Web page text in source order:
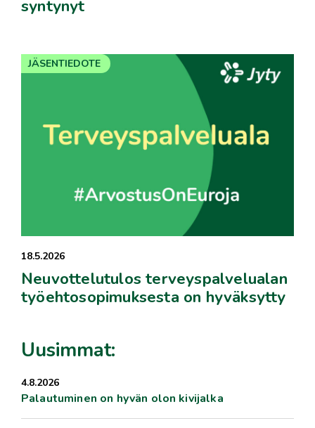
syntynyt
18.5.2026
Neuvottelutulos terveyspalvelualan
työehtosopimuksesta on hyväksytty
JÄSENTIEDOTE
Uusimmat:
4.8.2026
Palautuminen on hyvän olon kivijalka